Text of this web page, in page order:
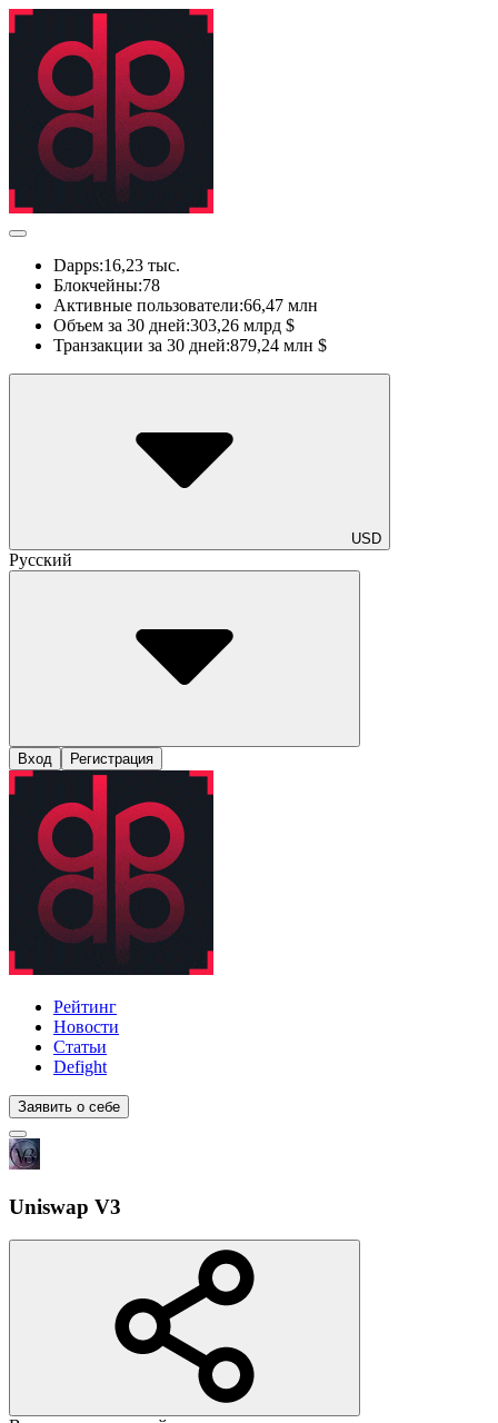
Dapps:16,23 тыс.
Блокчейны:78
Активные пользователи:66,47 млн
Объем за 30 дней:303,26 млрд $
Транзакции за 30 дней:879,24 млн $
USD
Русский
Вход Регистрация
Рейтинг
Новости
Статьи
Defight
Заявить о себе
Uniswap V3